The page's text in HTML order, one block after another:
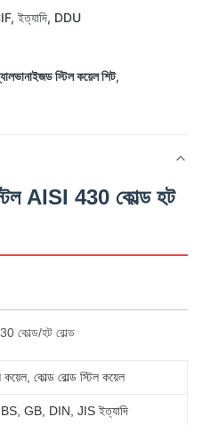
ইত্যাদি, DDU
স্টিল কয়েল শিট,
AISI 430 কোল্ড হট
কোল্ড/হট রোল্ড
কয়েল, কোল্ড রোল্ড স্টিল কয়েল
GB, DIN, JIS ইত্যাদি